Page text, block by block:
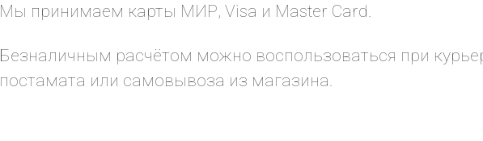
Мы принимаем карты МИР, Visa и Master Card.
Безналичным расчётом можно воспользоваться при
постамата или самовывоза из магазина.